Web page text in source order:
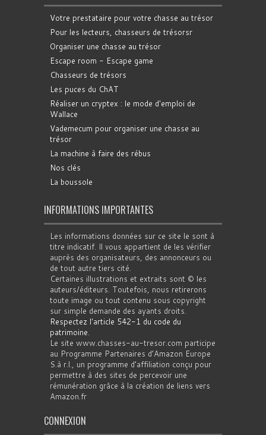
Votre prestataire pour votre chasse au trésor
Pour les lecteurs, chasseurs de trésorsr
Organiser une chasse au trésor
Escape room - Escape game
Chasseurs de trésors
Les puces du ChAT
Réaliser un cryptex : le mode d'emploi de
Wallace
Vademecum pour organiser une chasse au
trésor
La machine à faire des rébus
Nos clés
La boussole
INFORMATIONS IMPORTANTES
Les informations données sur ce site le sont à
titre indicatif. Il vous appartient de les vérifier
auprès des organisateurs, des annonceurs ou
de tout autre tiers cité.
Certaines illustrations et extraits sont © les
auteurs/éditeurs. Toutefois, nous retirerons
toute image ou tout contenu sous copyright
sur simple demande des ayants droits.
Respectez l'article 542-1 du code du
patrimoine.
Le site www.chasses-au-tresor.com participe
au Programme Partenaires d’Amazon Europe
S.à r.l., un programme d’affiliation conçu pour
permettre à des sites de percevoir une
rémunération grâce à la création de liens vers
Amazon.fr
CONNEXION